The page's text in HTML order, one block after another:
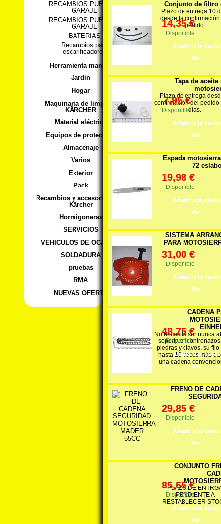
RECAMBIOS PUERTAS
GARAJE
RECAMBIOS PUERTAS
GARAJE
BATERIAS
Recambios para
escarificadores
Herramienta manual
Jardín
Hogar
Maquinaria de limpieza
KÄRCHER
Material eléctrico
Equipos de protección
Almacenaje
Varios
Exterior
Pack
Recambios y accesorios para
Kärcher
Hormigoneras
SERVICIOS
VEHICULOS DE OCASION
SOLDADURA
pruebas
RMA
NUEVAS OFERTA
Conjunto de filtro
Plazo de entrega 10
desde la confirmación
pedido.
14,35 €
Disponible
Añadir a la cesta
Ver
Tapa de aceite
Plazo de entrega
confirmación del pedido
días.
7,95 €
Disponible
Añadir a la cesta
Ver
Espada
72
19,98 €
Disponible
Añadir a la cesta
Ver
SISTEMA
PARA
31,00 €
Disponible
Añadir a la cesta
Ver
CADENA
No necesita ser nunca
soporta
piedras y clavos, su filo
hasta 10 veces más
una cadena
48,75 €
Disponible
Añadir a la cesta
Ver
FRENO DE
29,85 €
Disponible
Añadir a la cesta
Ver
CONJUNTO
PLAZO DE
PENDIENTE A
RESTABLECER
85,55 €
Disponible
Añadir a la cesta
Ver